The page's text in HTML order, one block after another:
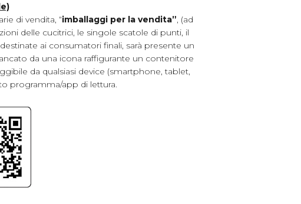
di vendita, “imballaggi per la vendita”, (ad
delle cucitrici, le singole scatole di punti, il
ai consumatori finali, sarà presente un
da una icona raffigurante un contenitore
da qualsiasi device (smartphone, tablet,
programma/app di lettura.